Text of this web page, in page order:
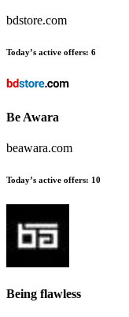
bdstore.com
Today’s active offers: 6
Be Awara
beawara.com
Today’s active offers: 10
Being flawless